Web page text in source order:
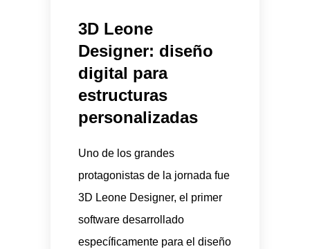
3D Leone
Designer: diseño
digital para
estructuras
personalizadas
Uno de los grandes
protagonistas de la jornada fue
3D Leone Designer, el primer
software desarrollado
específicamente para el diseño